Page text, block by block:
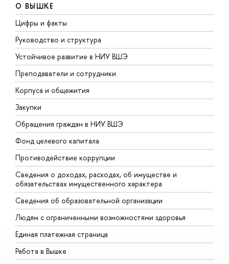
О ВЫШКЕ
Цифры и факты
Руководство и структура
Устойчивое развитие в НИУ ВШЭ
Преподаватели и сотрудники
Корпуса и общежития
Закупки
Обращения граждан в НИУ ВШЭ
Фонд целевого капитала
Противодействие коррупции
Сведения о доходах, расходах, об имуществе и
обязательствах имущественного характера
Сведения об образовательной организации
Людям с ограниченными возможностями здоровья
Единая платежная страница
Работа в Вышке